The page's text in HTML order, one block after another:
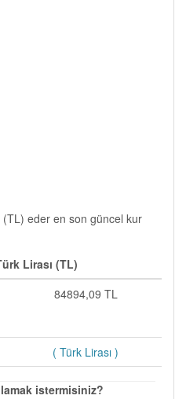
(TL) eder en son güncel kur
Lirası (TL)
84894,09 TL
( Türk Lirası )
istermisiniz?